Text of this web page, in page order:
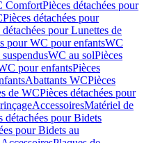
ComfortPièces détachées pour
Pièces détachées pour
détachées pour Lunettes de
pour WC pour enfantsWC
WC au solPièces
pour enfantsPièces
Abattants WCPièces
de WCPièces détachées pour
AccessoiresMatériel de
détachées pour Bidets
pour Bidets au